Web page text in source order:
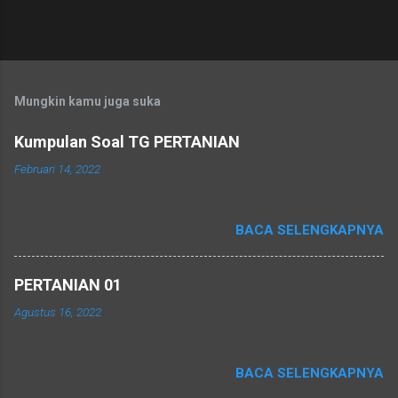
Mungkin kamu juga suka
Kumpulan Soal TG PERTANIAN
Februari 14, 2022
BACA SELENGKAPNYA
PERTANIAN 01
Agustus 16, 2022
BACA SELENGKAPNYA